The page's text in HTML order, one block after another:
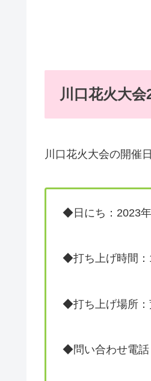
川口花火大
川口花火大会の開催
◆日にち：2023
◆打ち上げ時間：
◆打ち上げ場所：
◆問い合わせ電話